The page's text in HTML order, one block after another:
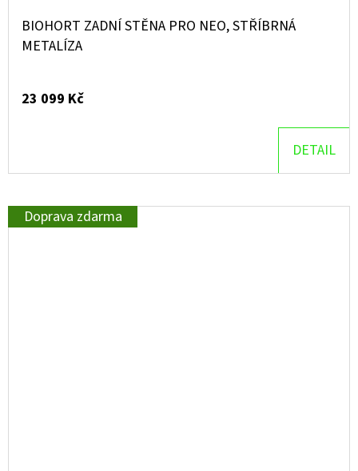
BIOHORT ZADNÍ STĚNA PRO NEO, STŘÍBRNÁ
METALÍZA
23 099 Kč
DETAIL
Doprava zdarma